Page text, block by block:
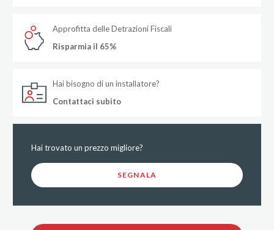
Approfitta delle Detrazioni Fiscali
Risparmia il 65%
Hai bisogno di un installatore?
Contattaci subito
Hai trovato un prezzo migliore?
SEGNALA